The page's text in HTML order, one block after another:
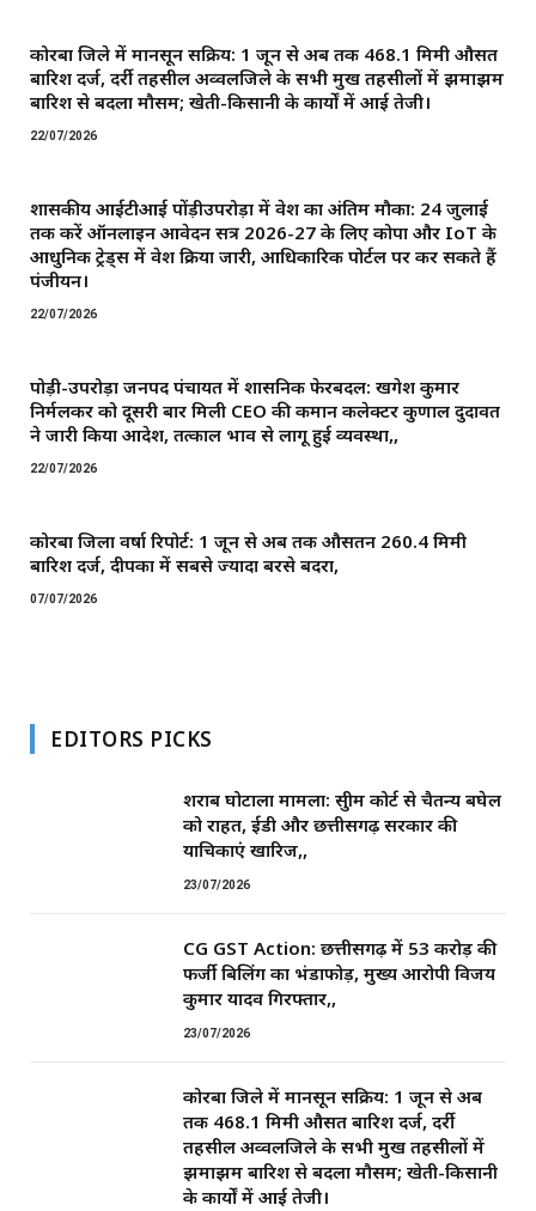
कोरबा जिले में मानसून सक्रिय: 1 जून से अब तक 468.1 मिमी औसत
बारिश दर्ज, दर्री तहसील अव्वलजिले के सभी प्रमुख तहसीलों में झमाझम
बारिश से बदला मौसम; खेती-किसानी के कार्यों में आई तेजी।
22/07/2026
शासकीय आईटीआई पोंड़ीउपरोड़ा में प्रवेश का अंतिम मौका: 24 जुलाई
तक करें ऑनलाइन आवेदन सत्र 2026-27 के लिए कोपा और IoT के
आधुनिक ट्रेड्स में प्रवेश प्रक्रिया जारी, आधिकारिक पोर्टल पर कर सकते हैं
पंजीयन।
22/07/2026
पोड़ी-उपरोड़ा जनपद पंचायत में प्रशासनिक फेरबदल: खगेश कुमार
निर्मलकर को दूसरी बार मिली CEO की कमान ​कलेक्टर कुणाल दुदावत
ने जारी किया आदेश, तत्काल प्रभाव से लागू हुई व्यवस्था,,
22/07/2026
कोरबा जिला वर्षा रिपोर्ट: 1 जून से अब तक औसतन 260.4 मिमी
बारिश दर्ज, दीपका में सबसे ज्यादा बरसे बदरा,
07/07/2026
EDITORS PICKS
शराब घोटाला मामला: सुप्रीम कोर्ट से चैतन्य बघेल
को राहत, ईडी और छत्तीसगढ़ सरकार की
याचिकाएं खारिज,,
23/07/2026
CG GST Action: छत्तीसगढ़ में 53 करोड़ की
फर्जी बिलिंग का भंडाफोड़, मुख्य आरोपी विजय
कुमार यादव गिरफ्तार,,
23/07/2026
कोरबा जिले में मानसून सक्रिय: 1 जून से अब
तक 468.1 मिमी औसत बारिश दर्ज, दर्री
तहसील अव्वलजिले के सभी प्रमुख तहसीलों में
झमाझम बारिश से बदला मौसम; खेती-किसानी
के कार्यों में आई तेजी।